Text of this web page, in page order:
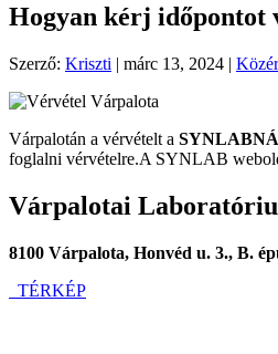
Hogyan kérj időpontot
Szerző: Kriszti | márc 13, 2024 |
Várpalotán a vérvételt a
foglalni vérvételre.A SYNLAB
Várpalotai
8100 Várpalota, Honvéd u. 3., B.
TÉRKÉP